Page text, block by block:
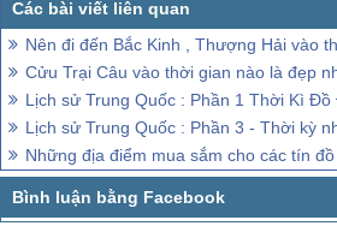
Nên đi đến Bắc Kinh , Thượng Hải vào
Cửu Trại Câu vào thời gian nào là đẹp
Lịch sử Trung Quốc : Phần 1 Thời Kì Đồ
Lịch sử Trung Quốc : Phần 3 - Thời kỳ nhà
Những địa điểm mua sắm cho các tín đồ thời